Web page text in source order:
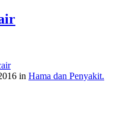
in Hama dan Penyakit.